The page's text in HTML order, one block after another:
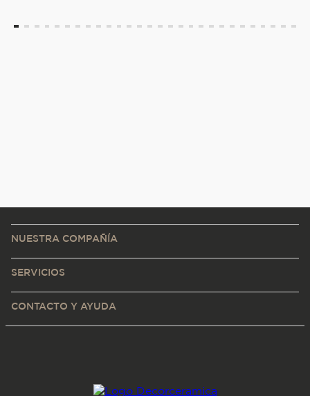
NUESTRA COMPAÑÍA
SERVICIOS
CONTACTO Y AYUDA